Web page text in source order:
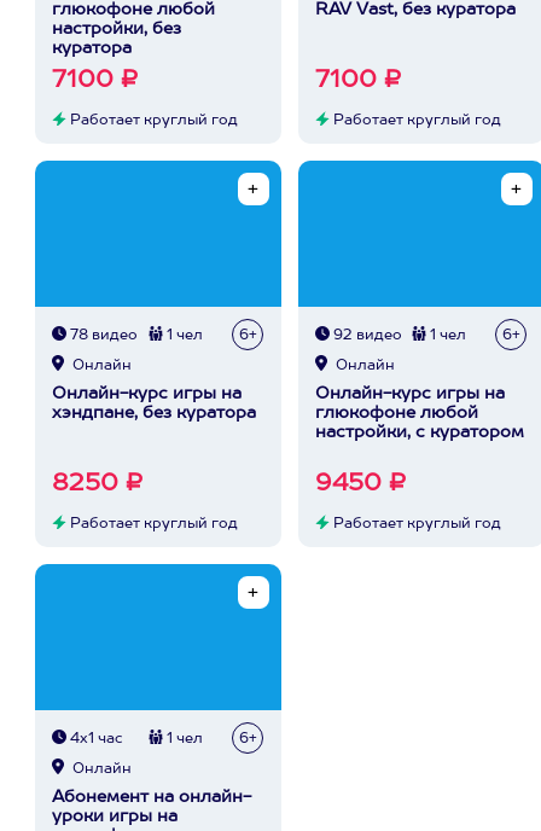
глюкофоне любой
настройки, без
куратора
7100 ₽
Работает круглый год
RAV Vast, без куратора
7100 ₽
Работает круглый год
78 видео 1 чел 6+
Онлайн
Онлайн-курс игры на
хэндпане, без куратора
8250 ₽
Работает круглый год
92 видео 1 чел 6+
Онлайн
Онлайн-курс игры на
глюкофоне любой
настройки, с куратором
9450 ₽
Работает круглый год
4х1 час 1 чел 6+
Онлайн
Абонемент на онлайн-
уроки игры на